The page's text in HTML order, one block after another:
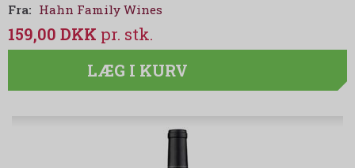
Fra: Hahn Family Wines
159,00 DKK
LÆG I KURV